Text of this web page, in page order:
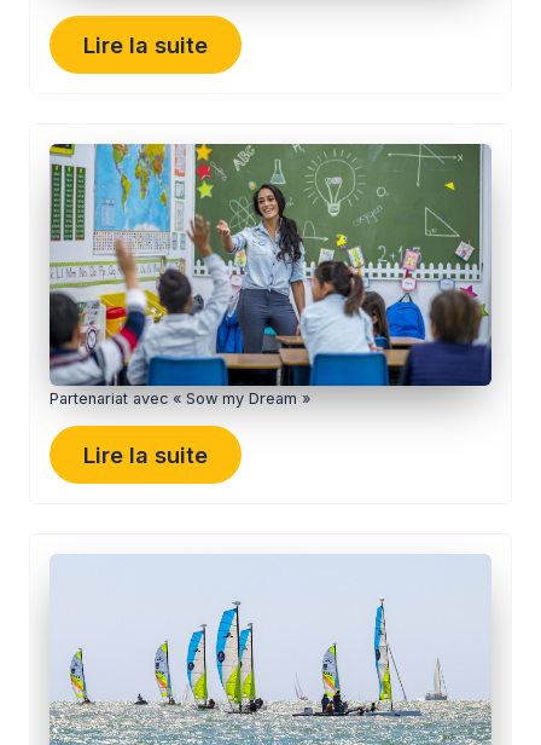
Lire la suite
Partenariat avec « Sow my Dream »
Lire la suite